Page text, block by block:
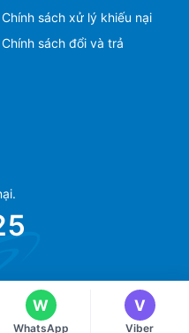
Chính sách xử lý khiếu nại
Chính sách đổi và trả
reserved.
W
WhatsApp
V
Viber